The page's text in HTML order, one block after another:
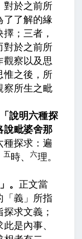
對於之前所
了了解的緣
； 三者，
對於之前所
觀察以及思
惟之後，所
察所生之毗
說明六種探
說毗婆舍那
種探求：遍
五 時、六理。
。 正文當
「義」所指
探求文義；
是內事、